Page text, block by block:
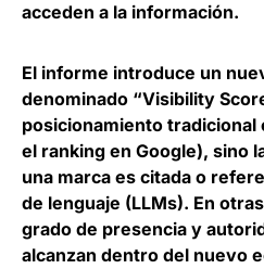
acceden a la información.
El informe introduce un
denominado “Visibility
posicionamiento tradicional
el ranking en Google), sino
una marca es citada o
de lenguaje (LLMs). En
grado de presencia y
alcanzan dentro del nuevo